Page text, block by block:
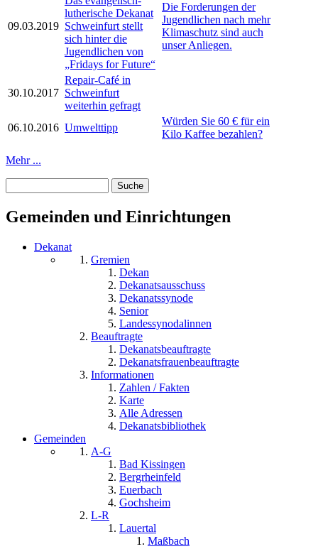
09.03.2019
lutherische Dekanat
Schweinfurt stellt
sich hinter die
Jugendlichen von
„Fridays for Future“
Die Forderungen der
Jugendlichen nach mehr
Klimaschutz sind auch
unser Anliegen.
30.10.2017
Repair-Café in
Schweinfurt
weiterhin gefragt
06.10.2016 Umwelttipp
Würden Sie 60 € für ein
Kilo Kaffee bezahlen?
Mehr ...
Gemeinden und Einrichtungen
Dekanat
Gremien
Dekan
Dekanatsausschuss
Dekanatssynode
Senior
Landessynodalinnen
Beauftragte
Dekanatsbeauftragte
Dekanatsfrauenbeauftragte
Informationen
Zahlen / Fakten
Karte
Alle Adressen
Dekanatsbibliothek
Gemeinden
A-G
Bad Kissingen
Bergrheinfeld
Euerbach
Gochsheim
L-R
Lauertal
Maßbach